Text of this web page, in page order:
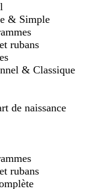
& Simple
rubans
& Classique
de naissance
rubans